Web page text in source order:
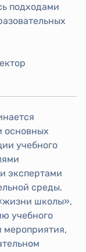
подходами
основных
учебного
экспертами
среды.
школы»,
учебного
мероприятия,